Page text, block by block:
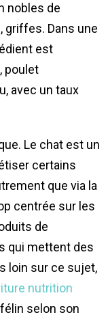
nobles de
griffes. Dans une
est
poulet
avec un taux
Le chat est un
certains
que via la
centrée sur les
de
qui mettent des
loin sur ce sujet,
nutrition
selon son